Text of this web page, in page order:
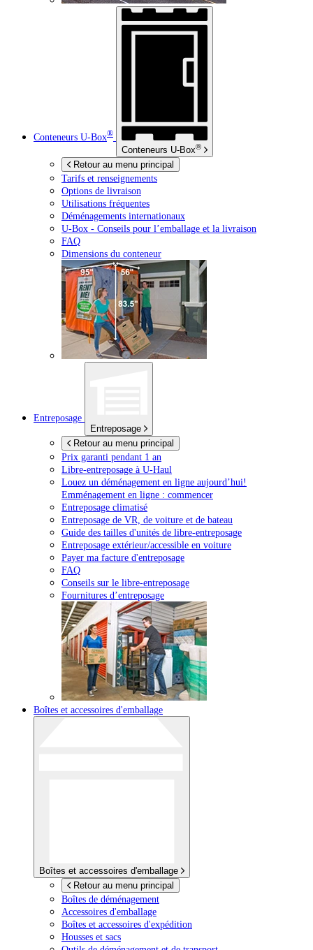
Conteneurs U-Box®
Conteneurs U-Box®
Retour au menu principal
Tarifs et renseignements
Options de livraison
Utilisations fréquentes
Déménagements internationaux
U-Box - Conseils pour l’emballage et la livraison
FAQ
Dimensions du conteneur
Entreposage
Entreposage
Retour au menu principal
Prix garanti pendant 1 an
Libre-entreposage à U-Haul
Louez un déménagement en ligne aujourd’hui!
Emménagement en ligne : commencer
Entreposage climatisé
Entreposage de VR, de voiture et de bateau
Guide des tailles d'unités de libre-entreposage
Entreposage extérieur/accessible en voiture
Payer ma facture d'entreposage
FAQ
Conseils sur le libre-entreposage
Fournitures d’entreposage
Boîtes et accessoires d'emballage
Boîtes et accessoires d'emballage
Retour au menu principal
Boîtes de déménagement
Accessoires d'emballage
Boîtes et accessoires d'expédition
Housses et sacs